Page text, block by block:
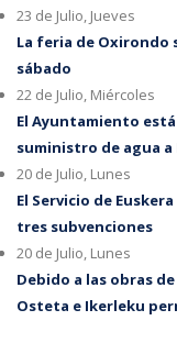
23 de Julio, Jueves
La feria de Oxirondo
sábado
22 de Julio, Miércoles
El Ayuntamiento
suministro de agua a
20 de Julio, Lunes
El Servicio de
tres subvenciones
20 de Julio, Lunes
Debido a las obras
Osteta e Ikerleku